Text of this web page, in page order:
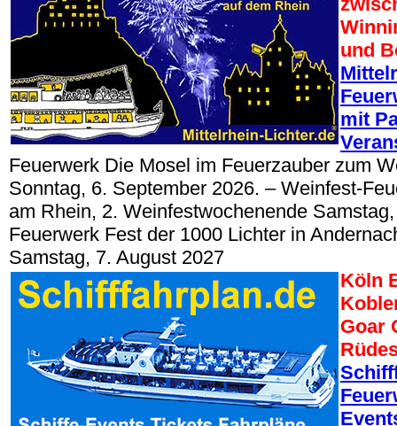
und
mit
Feuerwerk Die Mosel im Feuerzauber zum
Sonntag, 6. September 2026. – Weinfest-
am Rhein, 2. Weinfestwochenende
Feuerwerk Fest der 1000 Lichter in
Samstag, 7. August 2027
Köln
Goar